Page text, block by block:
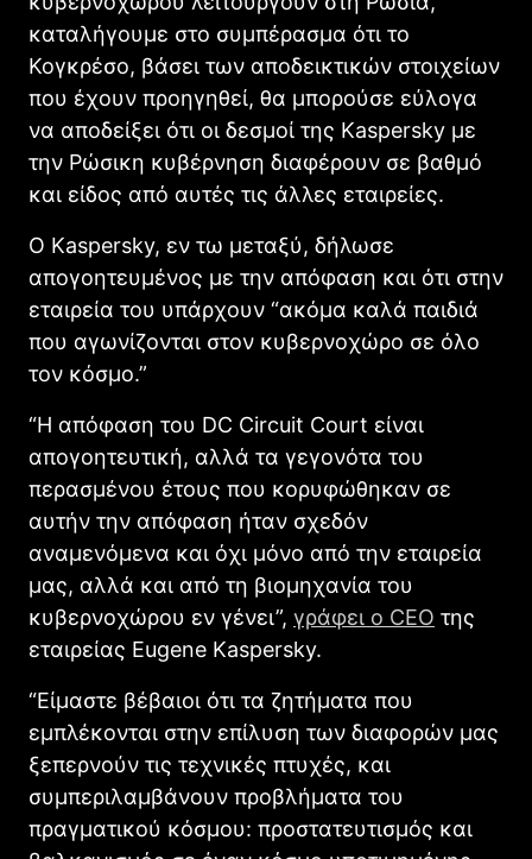
καταλήγουμε στο συμπέρασμα ότι το
Κογκρέσο, βάσει των αποδεικτικών στοιχείων
που έχουν προηγηθεί, θα μπορούσε εύλογα
να αποδείξει ότι οι δεσμοί της Kaspersky με
την Ρώσικη κυβέρνηση διαφέρουν σε βαθμό
και είδος από αυτές τις άλλες εταιρείες.
Ο Kaspersky, εν τω μεταξύ, δήλωσε
απογοητευμένος με την απόφαση και ότι στην
εταιρεία του υπάρχουν “ακόμα καλά παιδιά
που αγωνίζονται στον κυβερνοχώρο σε όλο
τον κόσμο.”
“Η απόφαση του DC Circuit Court είναι
απογοητευτική, αλλά τα γεγονότα του
περασμένου έτους που κορυφώθηκαν σε
αυτήν την απόφαση ήταν σχεδόν
αναμενόμενα και όχι μόνο από την εταιρεία
μας, αλλά και από τη βιομηχανία του
κυβερνοχώρου εν γένει”, γράφει ο CEO της
εταιρείας Eugene Kaspersky.
“Είμαστε βέβαιοι ότι τα ζητήματα που
εμπλέκονται στην επίλυση των διαφορών μας
ξεπερνούν τις τεχνικές πτυχές, και
συμπεριλαμβάνουν προβλήματα του
πραγματικού κόσμου: προστατευτισμός και